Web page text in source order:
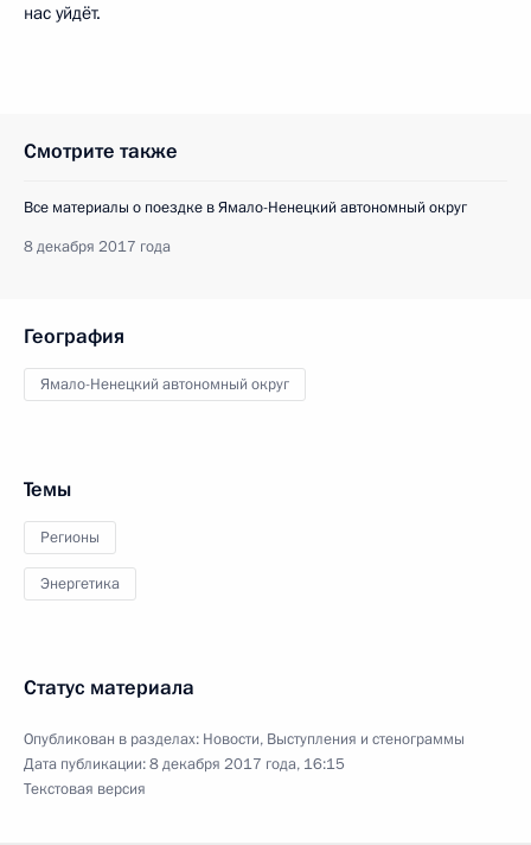
нас уйдёт.
Смотрите также
Все материалы о поездке в Ямало-Ненецкий автономный округ
8 декабря 2017 года
География
Ямало-Ненецкий автономный округ
Темы
Регионы
Энергетика
Статус материала
Опубликован в разделах: Новости, Выступления и стенограммы
Дата публикации:8 декабря 2017 года, 16:15
Текстовая версия